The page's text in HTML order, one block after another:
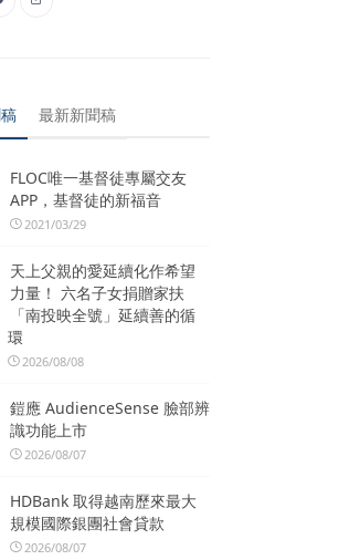
最新新聞稿
FLOC唯一基督徒專屬交友
APP，基督徒的新福音
2021/03/29
天上父親的愛延續化作希望
力量！ 六名子女捐贈家扶
「南投映全號」延續善的循
環
2026/08/08
鎧應 AudienceSense 臉部辨
識功能上市
2026/08/07
HDBank 取得越南歷來最大
規模國際銀團社會貸款
2026/08/07